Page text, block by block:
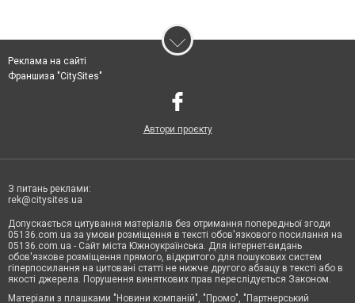
Реклама на сайті
Франшиза "CitySites"
Автори проєкту
З питань реклами:
rek@citysites.ua
Допускається цитування матеріалів без отримання попередньої згоди
05136.com.ua за умови розміщення в тексті обов'язкового посилання на
05136.com.ua - Сайт міста Южноукраїнська. Для інтернет-видань
обов'язкове розміщення прямого, відкритого для пошукових систем
гіперпосилання на цитовані статті не нижче другого абзацу в тексті або в
якості джерела. Порушення виняткових прав переслідується Законом.
Матеріали з плашками "Новини компаній", "Промо", "Партнерський